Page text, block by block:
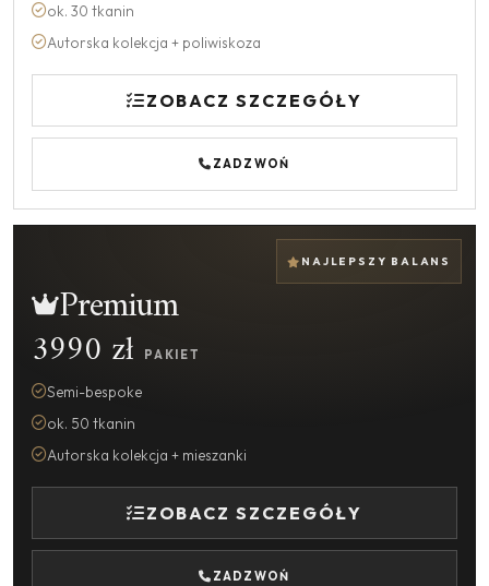
ok. 30 tkanin
Autorska kolekcja + poliwiskoza
ZOBACZ SZCZEGÓŁY
ZADZWOŃ
NAJLEPSZY BALANS
Premium
3990 zł PAKIET
Semi-bespoke
ok. 50 tkanin
Autorska kolekcja + mieszanki
ZOBACZ SZCZEGÓŁY
ZADZWOŃ